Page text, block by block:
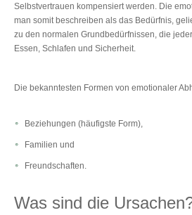
Selbstvertrauen kompensiert werden. Die
man somit beschreiben als das Bedürfnis,
zu den normalen Grundbedürfnissen, die
Essen, Schlafen und Sicherheit.
Die bekanntesten Formen von emotionaler
Beziehungen (häufigste Form),
Familien und
Freundschaften.
Was sind die